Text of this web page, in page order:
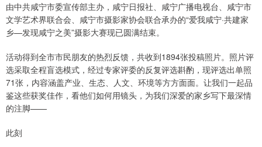
由中共咸宁市委宣传部主办，咸宁日报社、咸宁广播电视台、咸宁市
文学艺术界联合会、咸宁市摄影家协会联合承办的“爱我咸宁·共建家
乡—发现咸宁之美”摄影大赛现已圆满结束。
活动得到全市市民朋友的热烈反馈，共收到1894张投稿照片。照片评
选采取全程盲选模式，经过专家评委的反复评选斟酌，现评选出单照
71张，内容涵盖产业、生态、人文、环境等方方面面。让我们一起品
鉴这些获奖佳作，看他们如何用镜头，为我们深爱的家乡写下最深情
的注脚——
此刻